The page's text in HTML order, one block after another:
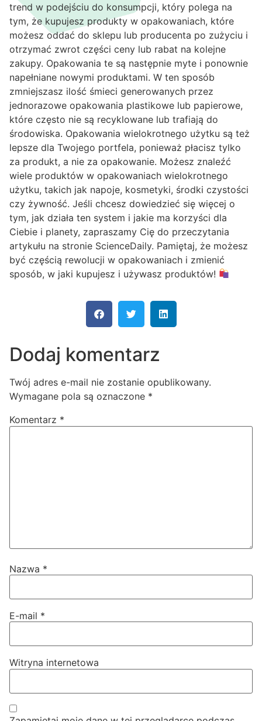
trend w podejściu do konsumpcji, który polega na
tym, że kupujesz produkty w opakowaniach, które
możesz oddać do sklepu lub producenta po zużyciu i
otrzymać zwrot części ceny lub rabat na kolejne
zakupy. Opakowania te są następnie myte i ponownie
napełniane nowymi produktami. W ten sposób
zmniejszasz ilość śmieci generowanych przez
jednorazowe opakowania plastikowe lub papierowe,
które często nie są recyklowane lub trafiają do
środowiska. Opakowania wielokrotnego użytku są też
lepsze dla Twojego portfela, ponieważ płacisz tylko
za produkt, a nie za opakowanie. Możesz znaleźć
wiele produktów w opakowaniach wielokrotnego
użytku, takich jak napoje, kosmetyki, środki czystości
czy żywność. Jeśli chcesz dowiedzieć się więcej o
tym, jak działa ten system i jakie ma korzyści dla
Ciebie i planety, zapraszamy Cię do przeczytania
artykułu na stronie ScienceDaily. Pamiętaj, że możesz
być częścią rewolucji w opakowaniach i zmienić
sposób, w jaki kupujesz i używasz produktów!
Dodaj komentarz
Twój adres e-mail nie zostanie opublikowany.
Wymagane pola są oznaczone *
Komentarz *
Nazwa *
E-mail *
Witryna internetowa